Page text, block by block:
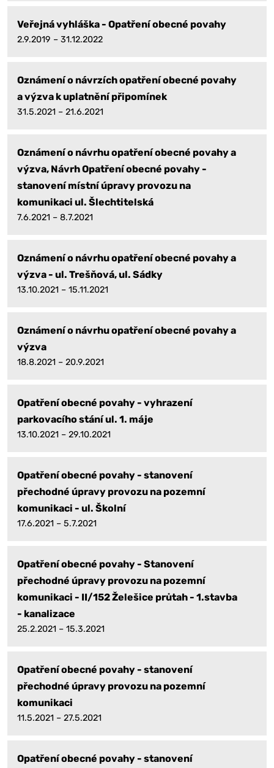
Veřejná vyhláška - Opatření obecné povahy
2.9.2019 – 31.12.2022
Oznámení o návrzích opatření obecné povahy
a výzva k uplatnění připomínek
31.5.2021 – 21.6.2021
Oznámení o návrhu opatření obecné povahy a
výzva, Návrh Opatření obecné povahy -
stanovení místní úpravy provozu na
komunikaci ul. Šlechtitelská
7.6.2021 – 8.7.2021
Oznámení o návrhu opatření obecné povahy a
výzva - ul. Trešňová, ul. Sádky
13.10.2021 – 15.11.2021
Oznámení o návrhu opatření obecné povahy a
výzva
18.8.2021 – 20.9.2021
Opatření obecné povahy - vyhrazení
parkovacího stání ul. 1. máje
13.10.2021 – 29.10.2021
Opatření obecné povahy - stanovení
přechodné úpravy provozu na pozemní
komunikaci - ul. Školní
17.6.2021 – 5.7.2021
Opatření obecné povahy - Stanovení
přechodné úpravy provozu na pozemní
komunikaci - II/152 Želešice průtah - 1.stavba
- kanalizace
25.2.2021 – 15.3.2021
Opatření obecné povahy - stanovení
přechodné úpravy provozu na pozemní
komunikaci
11.5.2021 – 27.5.2021
Opatření obecné povahy - stanovení